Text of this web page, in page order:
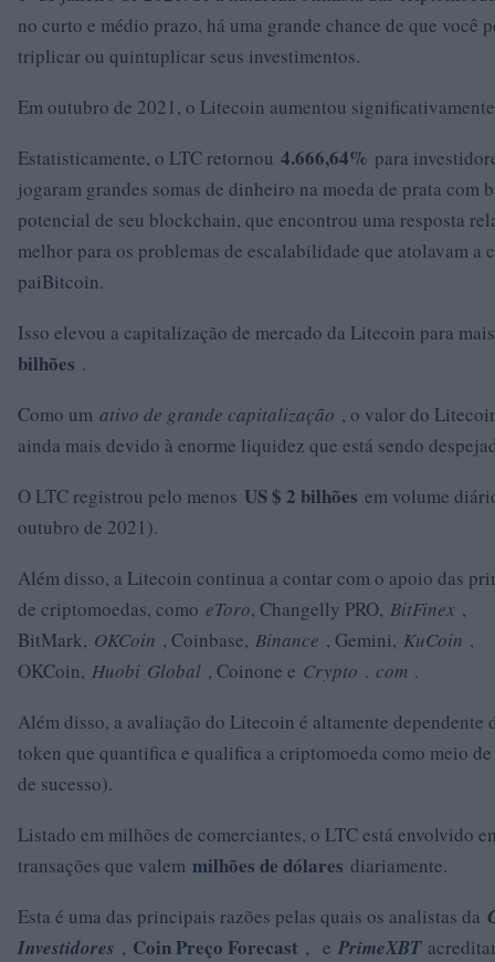
no curto e médio prazo, há uma grande chance de que você
triplicar ou quintuplicar seus investimentos.
Em outubro de 2021, o Litecoin aumentou
Estatisticamente, o LTC retornou 4.666,64% para
jogaram grandes somas de dinheiro na moeda de prata com
potencial de seu blockchain, que encontrou uma resposta
melhor para os problemas de escalabilidade que atolavam a
paiBitcoin.
Isso elevou a capitalização de mercado da Litecoin para
bilhões .
Como um ativo de grande capitalização , o valor do
ainda mais devido à enorme liquidez que está sendo
O LTC registrou pelo menos US $ 2 bilhões em volume
outubro de 2021).
Além disso, a Litecoin continua a contar com o apoio das
de criptomoedas, como eToro, Changelly PRO, BitFinex ,
BitMark, OKCoin , Coinbase, Binance , Gemini, KuCoin ,
OKCoin, Huobi Global , Coinone e Crypto . com .
Além disso, a avaliação do Litecoin é altamente dependente
token que quantifica e qualifica a criptomoeda como meio
de sucesso).
Listado em milhões de comerciantes, o LTC está envolvido
transações que valem milhões de dólares diariamente.
Esta é uma das principais razões pelas quais os analistas da
Investidores , Coin Preço Forecast , e PrimeXBT